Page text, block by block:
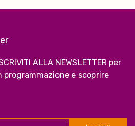
ALLA NEWSLETTER per
e scoprire